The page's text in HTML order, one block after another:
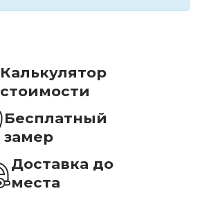
Калькулятор
стоимости
Бесплатный
замер
Доставка до
места